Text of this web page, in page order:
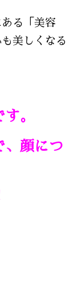
る「美容
美しくなる
。
、顔につ